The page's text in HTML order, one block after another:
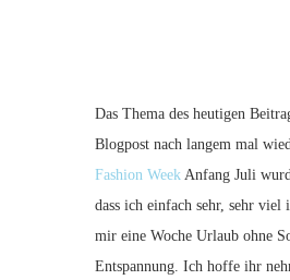
Das Thema des heutigen
Blogpost nach langem mal
Fashion Week Anfang Juli
dass ich einfach sehr, sehr
mir eine Woche Urlaub ohne
Entspannung. Ich hoffe ihr